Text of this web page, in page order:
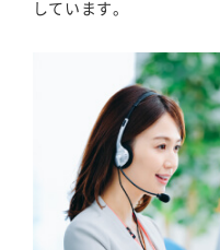
しています。